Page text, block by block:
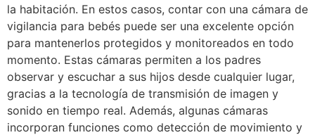
la habitación. En estos casos, contar con una cámara de
vigilancia para bebés puede ser una excelente opción
para mantenerlos protegidos y monitoreados en todo
momento. Estas cámaras permiten a los padres
observar y escuchar a sus hijos desde cualquier lugar,
gracias a la tecnología de transmisión de imagen y
sonido en tiempo real. Además, algunas cámaras
incorporan funciones como detección de movimiento y